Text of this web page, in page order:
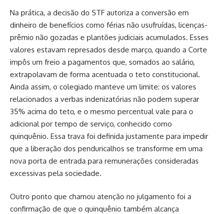
Na prática, a decisão do STF autoriza a conversão em
dinheiro de benefícios como férias não usufruídas, licenças-
prêmio não gozadas e plantões judiciais acumulados. Esses
valores estavam represados desde março, quando a Corte
impôs um freio a pagamentos que, somados ao salário,
extrapolavam de forma acentuada o teto constitucional.
Ainda assim, o colegiado manteve um limite: os valores
relacionados a verbas indenizatórias não podem superar
35% acima do teto, e o mesmo percentual vale para o
adicional por tempo de serviço, conhecido como
quinquênio. Essa trava foi definida justamente para impedir
que a liberação dos penduricalhos se transforme em uma
nova porta de entrada para remunerações consideradas
excessivas pela sociedade.
Outro ponto que chamou atenção no julgamento foi a
confirmação de que o quinquênio também alcança